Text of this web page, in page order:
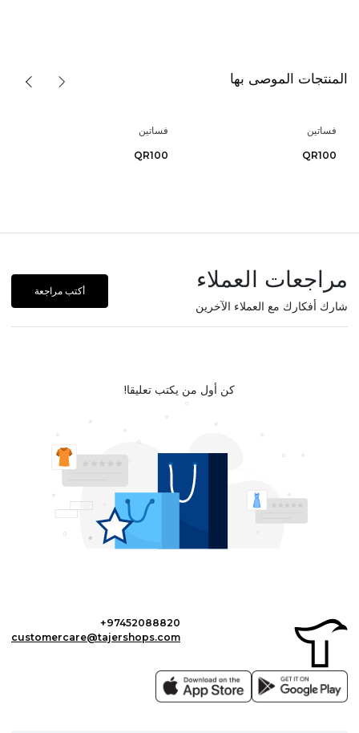
المنتجات الموصى بها
فساتين
QR100
فساتين
QR100
مراجعات العملاء
شارك أفكارك مع العملاء الآخرين
أكتب مراجعة
كن أول من يكتب تعليقا!
+97452088820
customercare@tajershops.com